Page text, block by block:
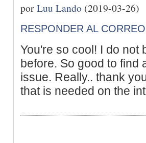
porLuu Lando (2019-03-26)
RESPONDER AL
You're so cool! I do not
before. So good to find
issue. Really.. thank
that is needed on the